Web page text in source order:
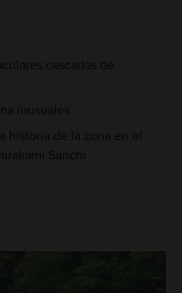
cascadas de
inusuales
historia de la zona en el
Sanchi